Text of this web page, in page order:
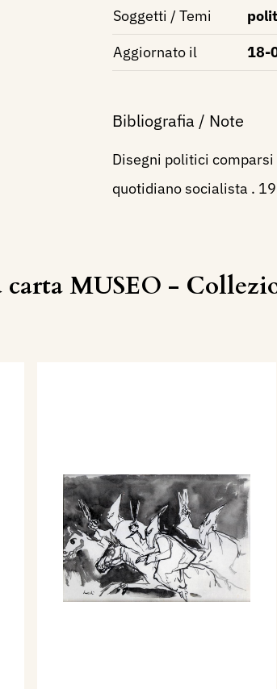
Soggetti / Temi
Aggiornato il
18-
Bibliografia / Note
Disegni politici
quotidiano socialista .
carta MUSEO -